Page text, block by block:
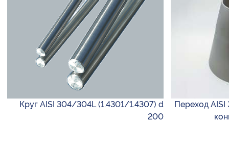
Круг AISI 304/304L (1.4301/1.4307) d
200
Переход